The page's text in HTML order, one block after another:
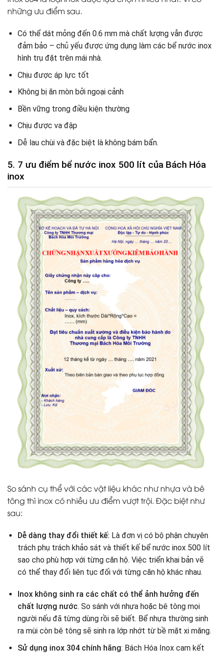
những ưu điểm sau.
Có thể dát mỏng đến 0.6 mm mà chất lượng vẫn được
đảm bảo – chủ yếu được ứng dụng làm các bể nước inox
hình trụ đặt trên mái nhà.
Chịu được áp lực tốt
Không bị ăn mòn bởi ngoại cảnh
Bền vững trong điều kiện thường
Chịu được va đập
Dễ lau chùi và đặc biệt là không bám bẩn.
5. 7 ưu điểm bể nước inox 500 lít của Bách Hóa
inox
So sánh cụ thể với các vật liệu khác như nhựa và bê
tông thì inox có nhiều ưu điểm vượt trội. Đặc biệt như
sau:
Dễ dàng thay đổi thiết kế: Là đơn vị có bộ phận chuyên
trách phụ trách khảo sát và thiết kế bể nước inox 500 lít
sao cho phù hợp với từng căn hộ. Việc triển khai bản vẽ
có thể thay đổi liên tục đối với từng căn hộ khác nhau.
Inox không sinh ra các chất có thể ảnh hưởng đến
chất lượng nước. So sánh với nhựa hoặc bê tông mọi
người nếu đã từng dùng rồi sẽ biết. Bể nhựa thường sinh
ra mùi còn bê tông sẽ sinh ra lớp nhớt từ bề mặt xi măng.
Sử dụng inox 304 chính hãng: Bách Hóa Inox cam kết